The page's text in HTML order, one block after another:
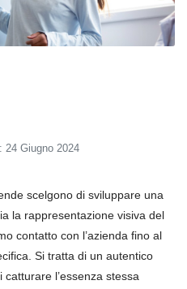
24 Giugno 2024
scelgono di sviluppare una
la rappresentazione visiva del
contatto con l’azienda fino al
Si tratta di un autentico
l’essenza stessa